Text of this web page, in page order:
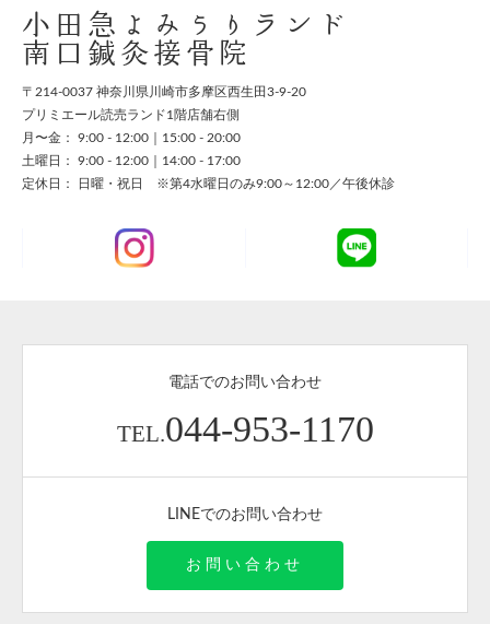
小田急よみうりランド
南口鍼灸接骨院
〒214-0037 神奈川県川崎市多摩区西生田3-9-20
プリミエール読売ランド1階店舗右側
月〜金： 9:00 - 12:00｜15:00 - 20:00
土曜日： 9:00 - 12:00｜14:00 - 17:00
定休日： 日曜・祝日 ※第4水曜日のみ9:00～12:00／午後休診
電話でのお問い合わせ
TEL.044-953-1170
LINEでのお問い合わせ
お問い合わせ